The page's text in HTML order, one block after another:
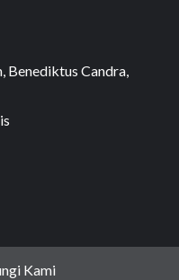
Benediktus Candra,
Kami